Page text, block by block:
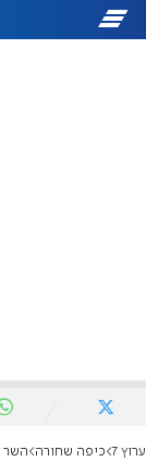
ערוץ 7 כיפה שחורה השר